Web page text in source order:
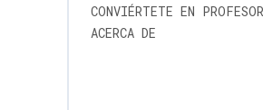
CONVIÉRTETE EN PROFESOR
ACERCA DE